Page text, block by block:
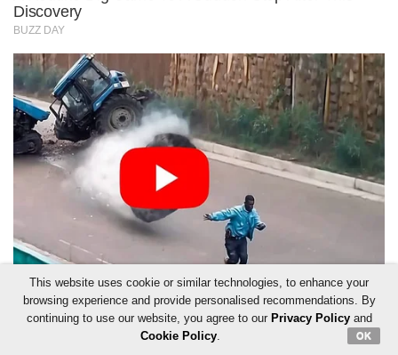
This website uses cookie or similar technologies, to enhance your
browsing experience and provide personalised recommendations. By
continuing to use our website, you agree to our Privacy Policyand
Cookie Policy. OK